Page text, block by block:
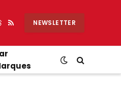
RSS NEWSLETTER